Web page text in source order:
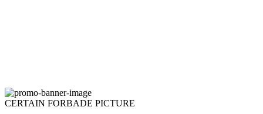
CERTAIN FORBADE PICTURE